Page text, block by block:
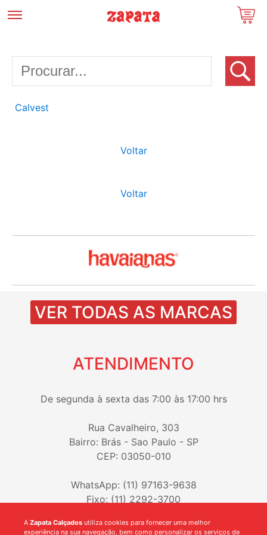
Calvest
Voltar
Voltar
VER TODAS AS MARCAS
ATENDIMENTO
De segunda à sexta das 7:00 às 17:00 hrs
Rua Cavalheiro, 303
Bairro: Brás - Sao Paulo - SP
CEP: 03050-010
WhatsApp: (11) 97163-9638
Fixo: (11) 2292-3700
A Zapata Calçados utiliza cookies para fornecer uma melhor
experiência na sua navegação, bem como personalizar os serviços de